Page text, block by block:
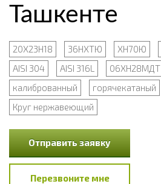
Ташкенте
20Х23Н18 36НХТЮ ХН70Ю
AISI 304
AISI 316L
06ХН28МДТ
калиброванный
горячекатаный
Круг нержавеющий
Отправить заявку
Перезвоните мне